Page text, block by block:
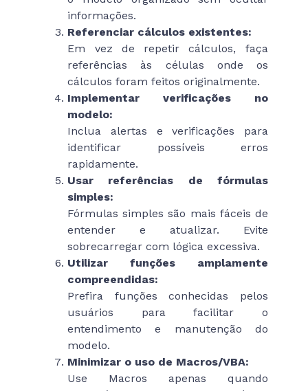
informações.
Referenciar cálculos existentes:
Em vez de repetir cálculos, faça
referências às células onde os
cálculos foram feitos originalmente.
Implementar verificações no
modelo:
Inclua alertas e verificações para
identificar possíveis erros
rapidamente.
Usar referências de fórmulas
simples:
Fórmulas simples são mais fáceis de
entender e atualizar. Evite
sobrecarregar com lógica excessiva.
Utilizar funções amplamente
compreendidas:
Prefira funções conhecidas pelos
usuários para facilitar o
entendimento e manutenção do
modelo.
Minimizar o uso de Macros/VBA:
Use Macros apenas quando